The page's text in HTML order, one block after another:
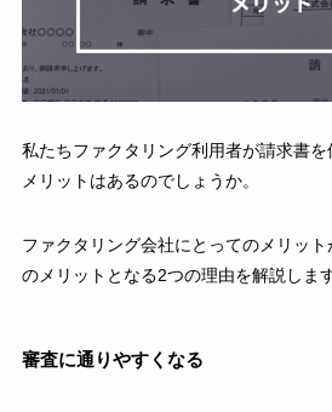
私たちファクタリング利用者が請求書
メリットはあるのでしょうか。
ファクタリング会社にとってのメリッ
のメリットとなる2つの理由を解説します
審査に通りやすくなる